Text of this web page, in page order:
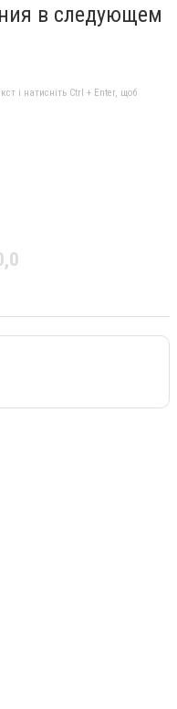
в следующем
і натисніть Ctrl + Enter, щоб